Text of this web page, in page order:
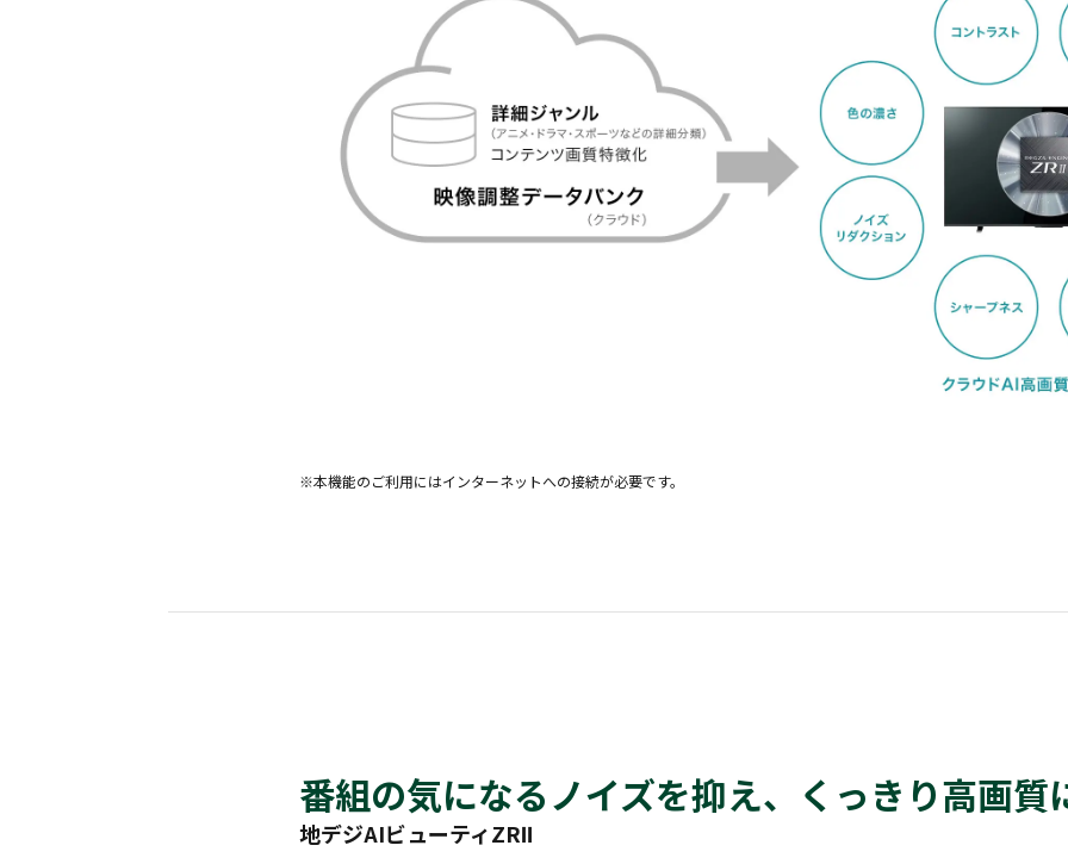
※本機能のご利用にはインターネットへの接続が必要です。
番組の気になるノイズを抑え、くっきり高画質
地デジAIビューティZRⅡ